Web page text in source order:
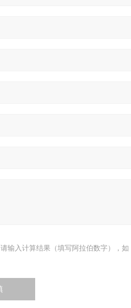
请输入计算结果（填写阿拉伯数字），如